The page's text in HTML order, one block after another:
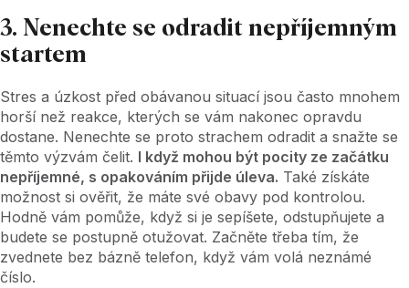
3. Nenechte se odradit nepříjemným
startem
Stres a úzkost před obávanou situací jsou často mnohem
horší než reakce, kterých se vám nakonec opravdu
dostane. Nenechte se proto strachem odradit a snažte se
těmto výzvám čelit. I když mohou být pocity ze začátku
nepříjemné, s opakováním přijde úleva. Také získáte
možnost si ověřit, že máte své obavy pod kontrolou.
Hodně vám pomůže, když si je sepíšete, odstupňujete a
budete se postupně otužovat. Začněte třeba tím, že
zvednete bez bázně telefon, když vám volá neznámé
číslo.